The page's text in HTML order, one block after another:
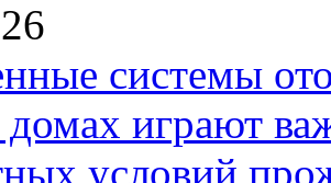
системы
играют
условий